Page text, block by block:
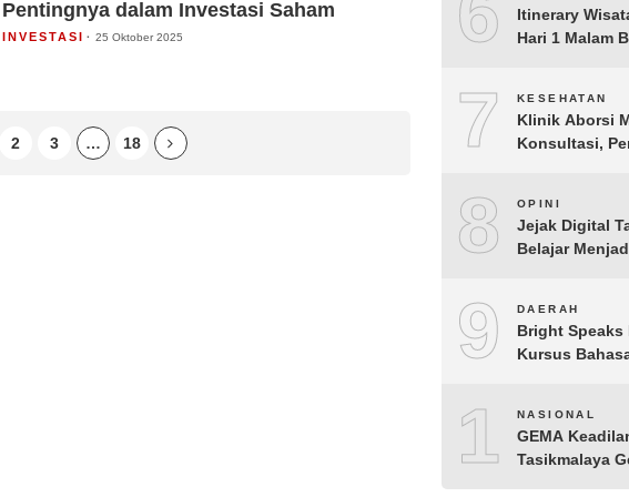
Pentingnya dalam Investasi Saham
INVESTASI 25 Oktober 2025
2 3 … 18
Itinerary
Hari 1 Malam
7 KESEHATAN
Klinik Aborsi
Konsultasi,
8 OPINI
Jejak Digital
Belajar
9 DAERAH
Bright Speaks
Kursus
Bicara
10NASIONAL
GEMA
Tasikmalaya